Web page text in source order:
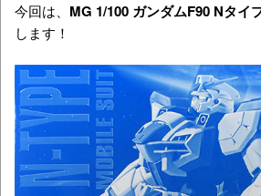
今回は、 MG 1/100 ガンダムF90 Nタイ
します！